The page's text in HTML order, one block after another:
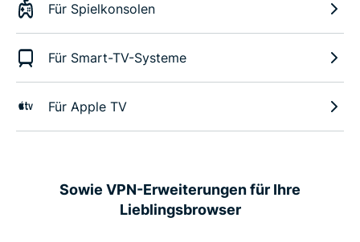
Für Spielkonsolen
Für Smart-TV-Systeme
Für Apple TV
Sowie VPN-Erweiterungen für Ihre
Lieblingsbrowser